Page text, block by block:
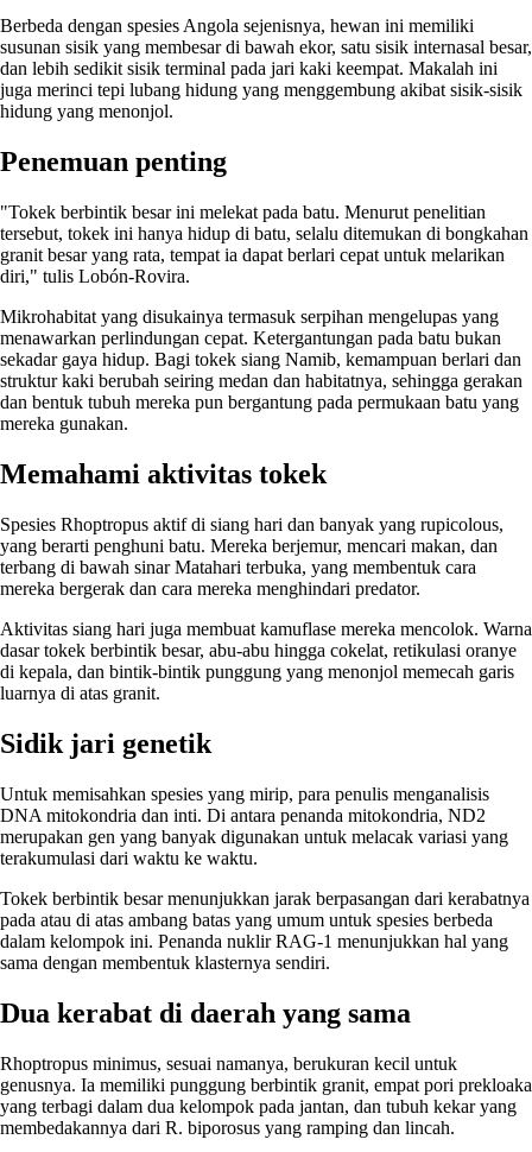
Berbeda dengan spesies Angola sejenisnya, hewan ini memiliki
susunan sisik yang membesar di bawah ekor, satu sisik internasal besar,
dan lebih sedikit sisik terminal pada jari kaki keempat. Makalah ini
juga merinci tepi lubang hidung yang menggembung akibat sisik-sisik
hidung yang menonjol.
Penemuan penting
"Tokek berbintik besar ini melekat pada batu. Menurut penelitian
tersebut, tokek ini hanya hidup di batu, selalu ditemukan di bongkahan
granit besar yang rata, tempat ia dapat berlari cepat untuk melarikan
diri," tulis Lobón-Rovira.
Mikrohabitat yang disukainya termasuk serpihan mengelupas yang
menawarkan perlindungan cepat. Ketergantungan pada batu bukan
sekadar gaya hidup. Bagi tokek siang Namib, kemampuan berlari dan
struktur kaki berubah seiring medan dan habitatnya, sehingga gerakan
dan bentuk tubuh mereka pun bergantung pada permukaan batu yang
mereka gunakan.
Memahami aktivitas tokek
Spesies Rhoptropus aktif di siang hari dan banyak yang rupicolous,
yang berarti penghuni batu. Mereka berjemur, mencari makan, dan
terbang di bawah sinar Matahari terbuka, yang membentuk cara
mereka bergerak dan cara mereka menghindari predator.
Aktivitas siang hari juga membuat kamuflase mereka mencolok. Warna
dasar tokek berbintik besar, abu-abu hingga cokelat, retikulasi oranye
di kepala, dan bintik-bintik punggung yang menonjol memecah garis
luarnya di atas granit.
Sidik jari genetik
Untuk memisahkan spesies yang mirip, para penulis menganalisis
DNA mitokondria dan inti. Di antara penanda mitokondria, ND2
merupakan gen yang banyak digunakan untuk melacak variasi yang
terakumulasi dari waktu ke waktu.
Tokek berbintik besar menunjukkan jarak berpasangan dari kerabatnya
pada atau di atas ambang batas yang umum untuk spesies berbeda
dalam kelompok ini. Penanda nuklir RAG-1 menunjukkan hal yang
sama dengan membentuk klasternya sendiri.
Dua kerabat di daerah yang sama
Rhoptropus minimus, sesuai namanya, berukuran kecil untuk
genusnya. Ia memiliki punggung berbintik granit, empat pori prekloaka
yang terbagi dalam dua kelompok pada jantan, dan tubuh kekar yang
membedakannya dari R. biporosus yang ramping dan lincah.